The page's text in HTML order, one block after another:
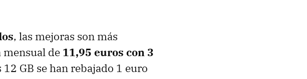
, las mejoras son más
mensual de 11,95 euros con 3
GB se han rebajado 1 euro